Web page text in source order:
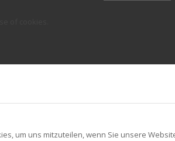
um uns mitzuteilen, wenn Sie unsere